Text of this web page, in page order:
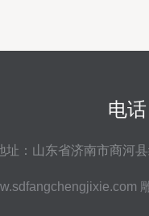
电
址：山东省济南市商河